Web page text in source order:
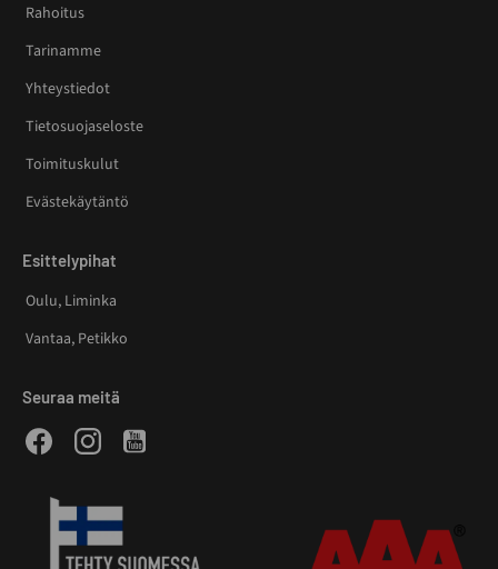
Rahoitus
Tarinamme
Yhteystiedot
Tietosuojaseloste
Toimituskulut
Evästekäytäntö
Esittelypihat
Oulu, Liminka
Vantaa, Petikko
Seuraa meitä
FacebookInstagramYoutube